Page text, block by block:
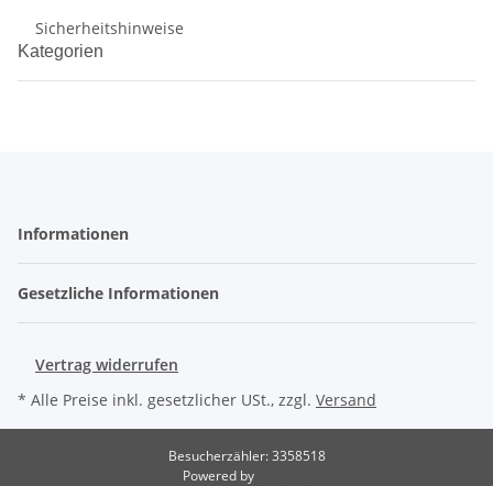
Sicherheitshinweise
Kategorien
Informationen
Gesetzliche Informationen
Vertrag widerrufen
* Alle Preise inkl. gesetzlicher USt., zzgl. Versand
Besucherzähler: 3358518
Powered by